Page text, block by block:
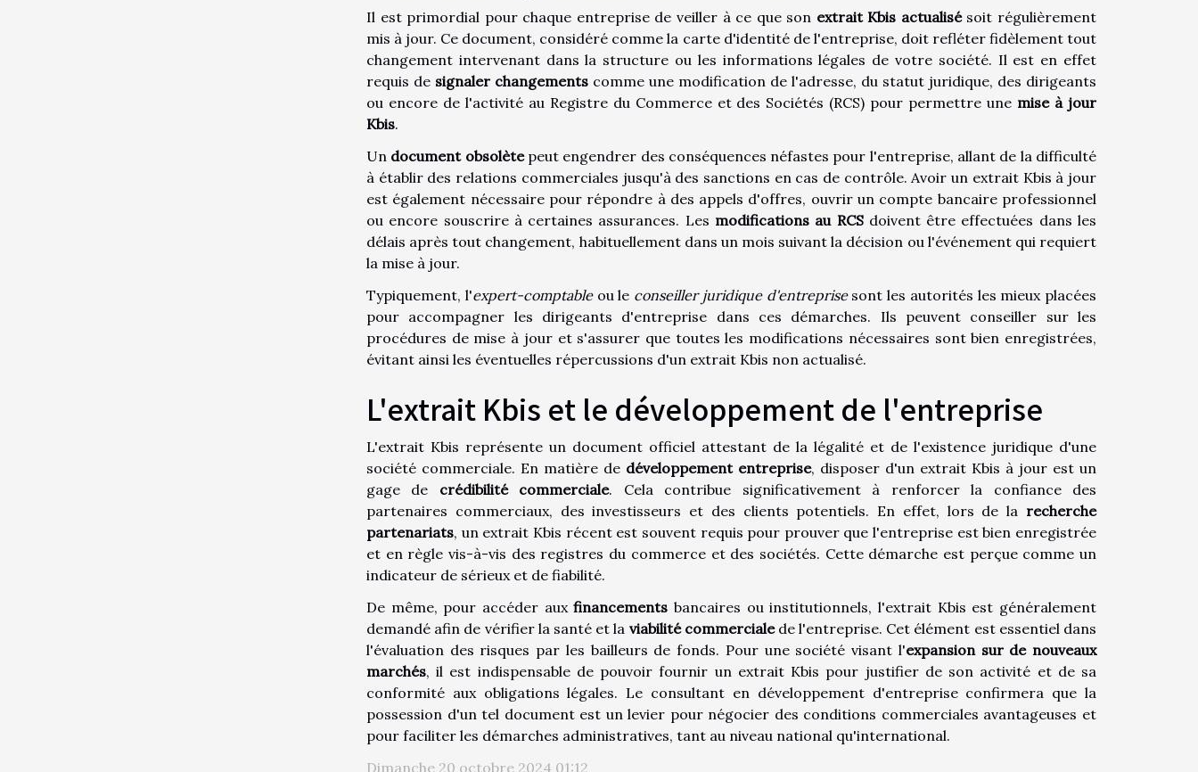
Il est primordial pour chaque entreprise de veiller à ce que son extrait Kbis actualisésoit régulièrement
mis à jour. Ce document, considéré comme la carte d'identité de l'entreprise, doit refléter fidèlement tout
changement intervenant dans la structure ou les informations légales de votre société. Il est en effet
requis de signaler changements comme une modification de l'adresse, du statut juridique, des dirigeants
ou encore de l'activité au Registre du Commerce et des Sociétés (RCS) pour permettre une mise à jour
Kbis.
Un document obsolètepeut engendrer des conséquences néfastes pour l'entreprise, allant de la difficulté
à établir des relations commerciales jusqu'à des sanctions en cas de contrôle. Avoir un extrait Kbis à jour
est également nécessaire pour répondre à des appels d'offres, ouvrir un compte bancaire professionnel
ou encore souscrire à certaines assurances. Les modifications au RCSdoivent être effectuées dans les
délais après tout changement, habituellement dans un mois suivant la décision ou l'événement qui requiert
la mise à jour.
Typiquement, l'expert-comptableou le conseiller juridique d'entreprisesont les autorités les mieux placées
pour accompagner les dirigeants d'entreprise dans ces démarches. Ils peuvent conseiller sur les
procédures de mise à jour et s'assurer que toutes les modifications nécessaires sont bien enregistrées,
évitant ainsi les éventuelles répercussions d'un extrait Kbis non actualisé.
L'extrait Kbis et le développement de l'entreprise
L'extrait Kbis représente un document officiel attestant de la légalité et de l'existence juridique d'une
société commerciale. En matière de développement entreprise, disposer d'un extrait Kbis à jour est un
gage de crédibilité commerciale. Cela contribue significativement à renforcer la confiance des
partenaires commerciaux, des investisseurs et des clients potentiels. En effet, lors de la recherche
partenariats, un extrait Kbis récent est souvent requis pour prouver que l'entreprise est bien enregistrée
et en règle vis-à-vis des registres du commerce et des sociétés. Cette démarche est perçue comme un
indicateur de sérieux et de fiabilité.
De même, pour accéder auxfinancements bancaires ou institutionnels, l'extrait Kbis est généralement
demandé afin de vérifier la santé et la viabilité commercialede l'entreprise. Cet élément est essentiel dans
l'évaluation des risques par les bailleurs de fonds. Pour une société visant l'expansion sur de nouveaux
marchés, il est indispensable de pouvoir fournir un extrait Kbis pour justifier de son activité et de sa
conformité aux obligations légales. Le consultant en développement d'entreprise confirmera que la
possession d'un tel document est un levier pour négocier des conditions commerciales avantageuses et
pour faciliter les démarches administratives, tant au niveau national qu'international.
Dimanche 20 octobre 2024 01:12